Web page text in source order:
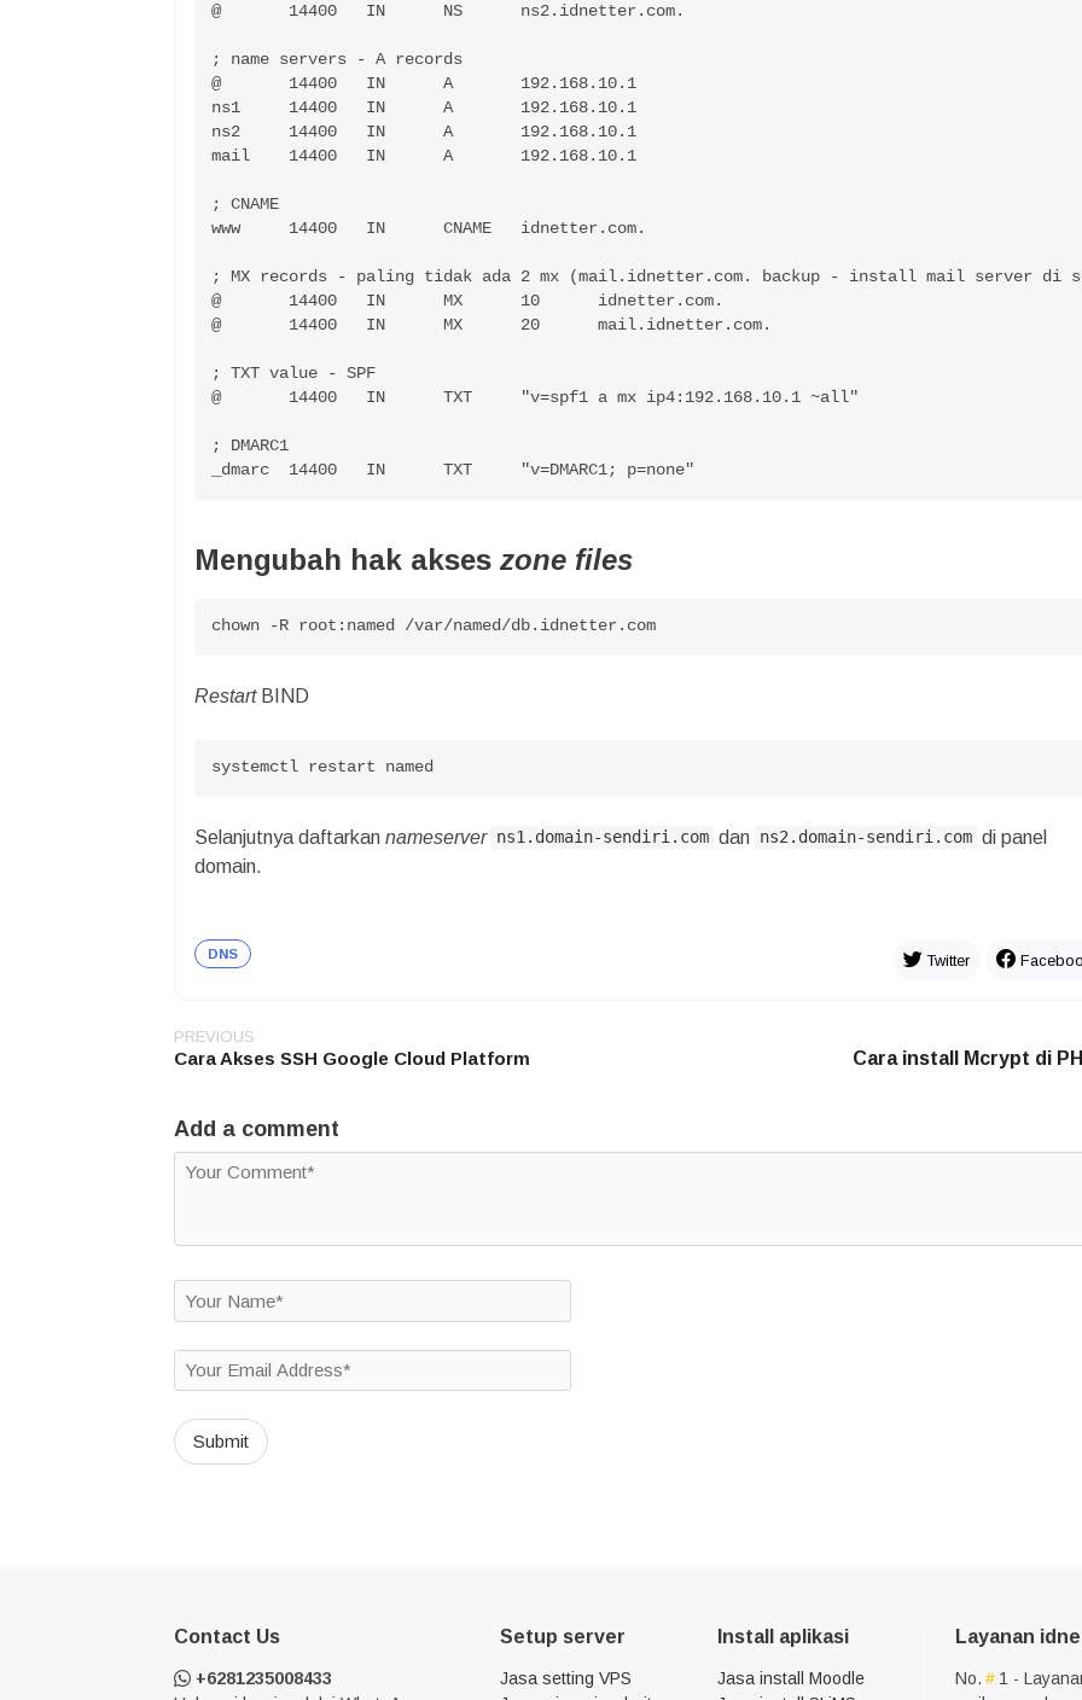
@	14400	IN	NS	ns2.idnetter.com.
; name servers - A records
@	14400	IN	A	192.168.10.1
ns1	14400	IN	A	192.168.10.1
ns2	14400	IN	A	192.168.10.1
mail	14400	IN	A	192.168.10.1
; CNAME
www	14400	IN	CNAME	idnetter.com.
; MX records - paling tidak ada 2 mx (mail.idnetter.com. backup - install mail server di
@	14400	IN	MX	10	idnetter.com.
@	14400	IN	MX	20	mail.idnetter.com.
; TXT value - SPF
@	14400	IN	TXT	"v=spf1 a mx ip4:192.168.10.1 ~all"
; DMARC1
_dmarc  14400	IN	TXT	"v=DMARC1; p=none"
Mengubah hak akses zone files
chown -R root:named /var/named/db.idnetter.com
RestartBIND
systemctl restart named
Selanjutnya daftarkan nameserver ns1.domain-sendiri.com dan ns2.domain-sendiri.com di panel
domain.
DNS Twitter
Post
PREVIOUS
Cara Akses SSH Google Cloud Platform Cara install Mcrypt di
Add a comment
Contact Us
+6281235008433
Setup server
Jasa setting VPS
Install aplikasi
Jasa install Moodle
Layanan
No.
1 -